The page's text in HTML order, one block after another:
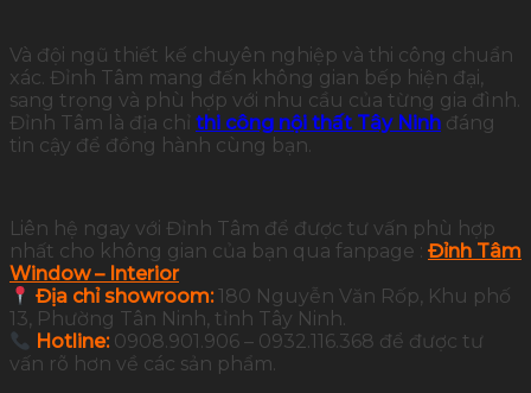
Và đội ngũ thiết kế chuyên nghiệp và thi công chuẩn
xác. Đỉnh Tâm mang đến không gian bếp hiện đại,
sang trọng và phù hợp với nhu cầu của từng gia đình.
Đỉnh Tâm là địa chỉ thi công nội thất Tây Ninh đáng
tin cậy để đồng hành cùng bạn.
Liên hệ ngay với Đỉnh Tâm để được tư vấn phù hợp
nhất cho không gian của bạn qua fanpage : Đỉnh Tâm
Window – Interior
Địa chỉ showroom:180 Nguyễn Văn Rốp, Khu phố
13, Phường Tân Ninh, tỉnh Tây Ninh.
Hotline: 0908.901.906 – 0932.116.368 để được tư
vấn rõ hơn về các sản phẩm.